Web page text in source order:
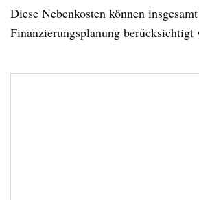
Diese Nebenkosten können
Finanzierungsplanung berücksichtigt